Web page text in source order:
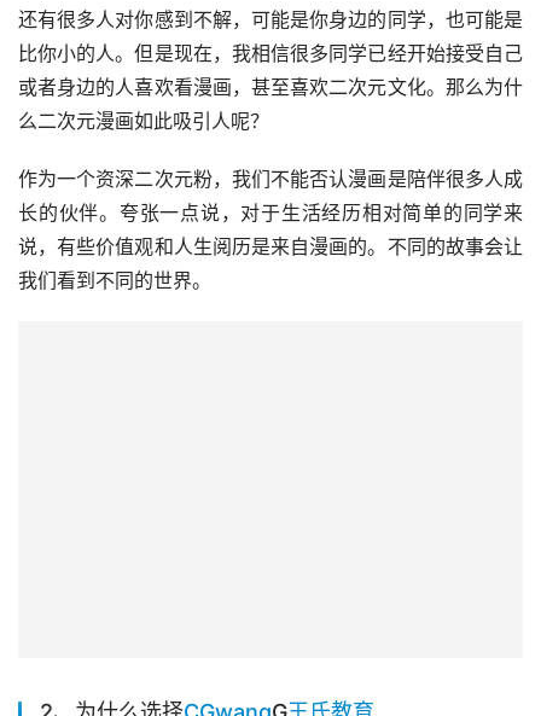
还有很多人对你感到不解，可能是你身边的同学，也可能是
比你小的人。但是现在，我相信很多同学已经开始接受自己
或者身边的人喜欢看漫画，甚至喜欢二次元文化。那么为什
么二次元漫画如此吸引人呢？
作为一个资深二次元粉，我们不能否认漫画是陪伴很多人成
长的伙伴。夸张一点说，对于生活经历相对简单的同学来
说，有些价值观和人生阅历是来自漫画的。不同的故事会让
我们看到不同的世界。